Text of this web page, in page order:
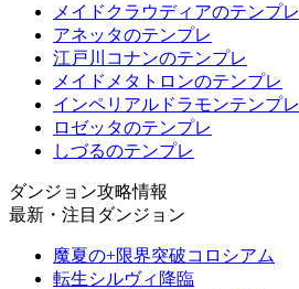
メイドクラウディアのテンプレ
アネッタのテンプレ
江戸川コナンのテンプレ
メイドメタトロンのテンプレ
インペリアルドラモンテンプレ
ロゼッタのテンプレ
しづるのテンプレ
ダンジョン攻略情報
最新・注目ダンジョン
魔夏の+限界突破コロシアム
転生シルヴィ降臨